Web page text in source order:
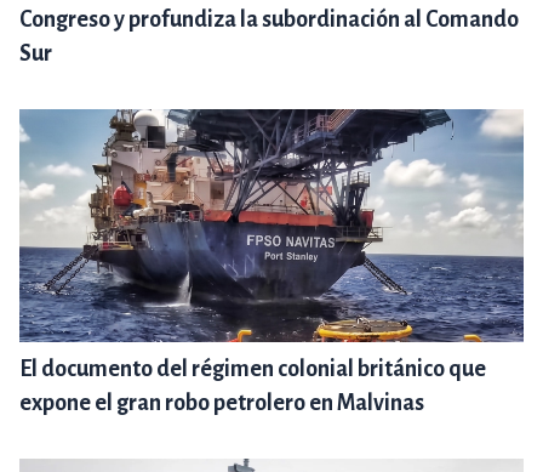
Congreso y profundiza la subordinación al Comando
Sur
El documento del régimen colonial británico que
expone el gran robo petrolero en Malvinas